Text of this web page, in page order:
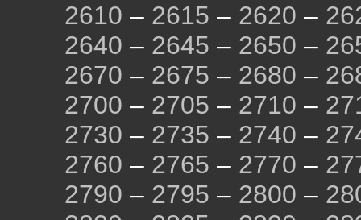
2610 – 2615 – 2620 –
2640 – 2645 – 2650 –
2670 – 2675 – 2680 –
2700 – 2705 – 2710 –
2730 – 2735 – 2740 –
2760 – 2765 – 2770 –
2790 – 2795 – 2800 –